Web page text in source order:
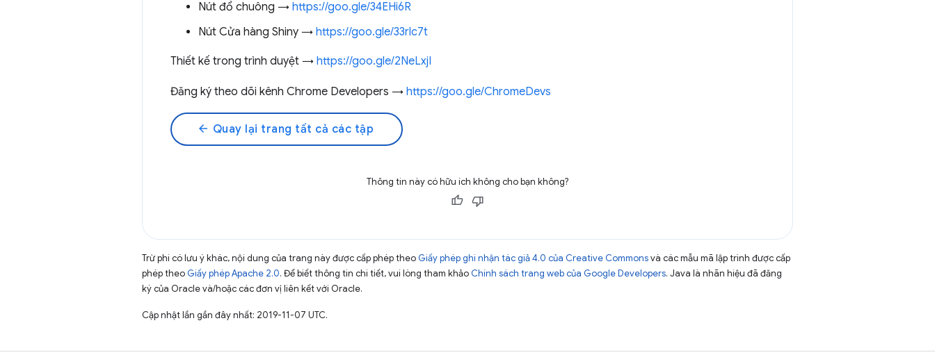
Nút đổ chuông → https://goo.gle/34EHi6R
Nút Cửa hàng Shiny → https://goo.gle/33rlc7t
Thiết kế trong trình duyệt → https://goo.gle/2NeLxjI
Đăng ký theo dõi kênh Chrome Developers → https://goo.gle/ChromeDevs
arrow_back Quay lại trang tất cả các tập
Thông tin này có hữu ích không cho bạn không?
Trừ phi có lưu ý khác, nội dung của trang này được cấp phép theo Giấy phép ghi nhận tác giả 4.0 của Creative Commonsvà các mẫu mã lập trình được cấp
phép theo Giấy phép Apache 2.0. Để biết thông tin chi tiết, vui lòng tham khảo Chính sách trang web của Google Developers. Java là nhãn hiệu đã đăng
ký của Oracle và/hoặc các đơn vị liên kết với Oracle.
Cập nhật lần gần đây nhất: 2019-11-07 UTC.